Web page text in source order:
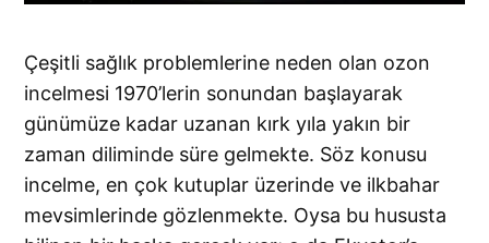
Çeşitli sağlık problemlerine neden olan ozon
incelmesi 1970’lerin sonundan başlayarak
günümüze kadar uzanan kırk yıla yakın bir
zaman diliminde süre gelmekte. Söz konusu
incelme, en çok kutuplar üzerinde ve ilkbahar
mevsimlerinde gözlenmekte. Oysa bu hususta